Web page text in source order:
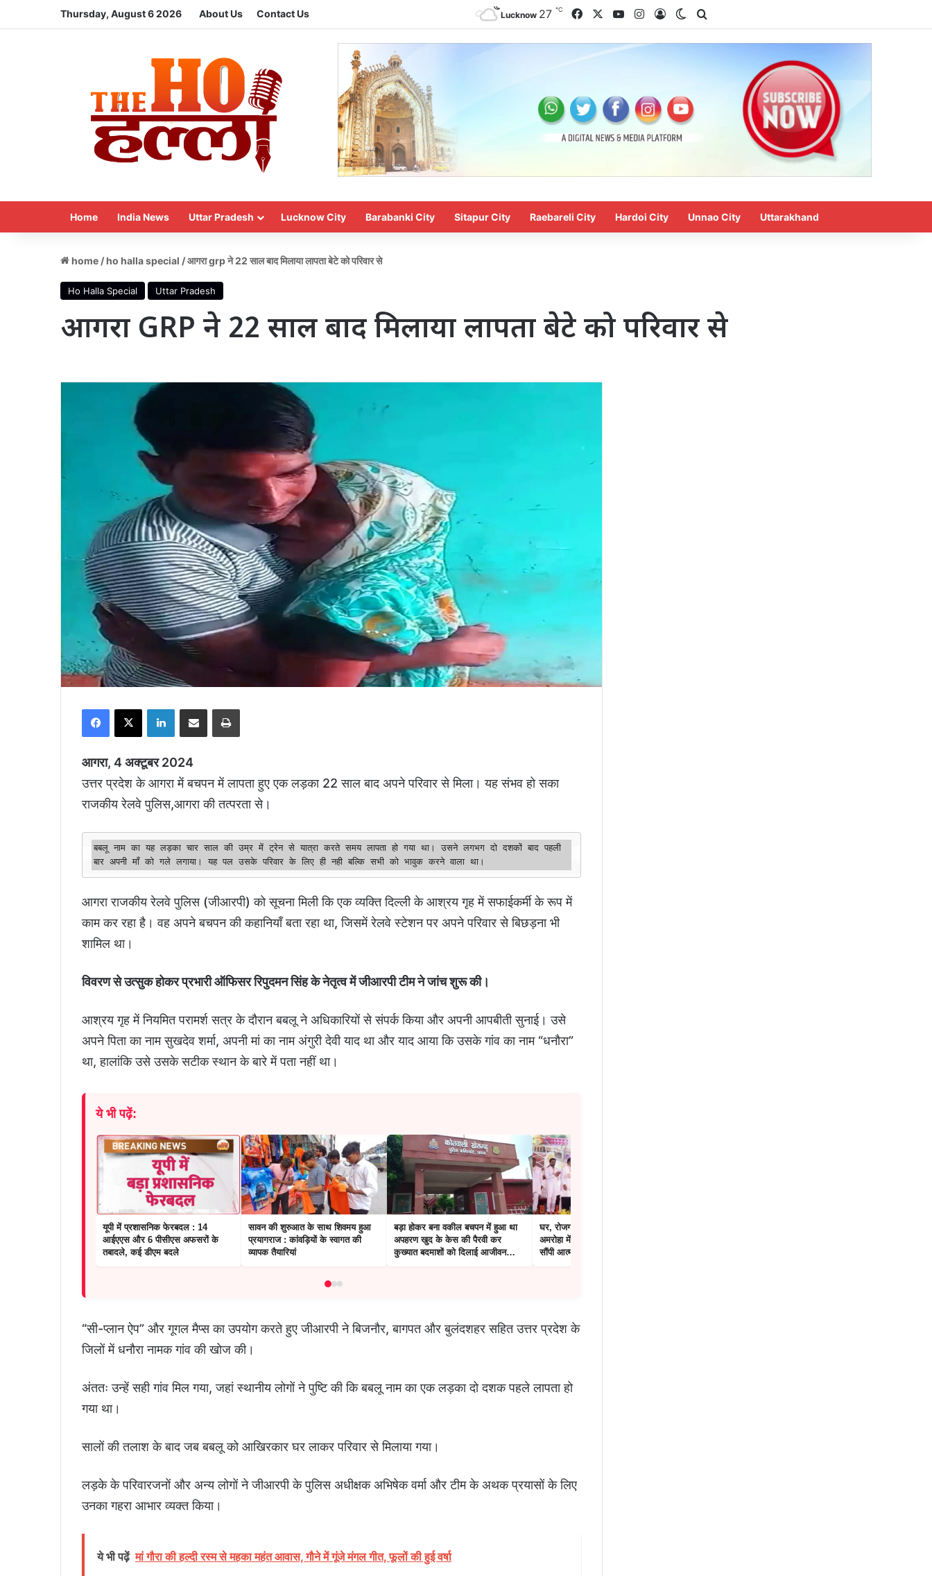
Thursday, August 6 2026 About Us Contact Us Lucknow 27 ℃ FacebookYouTubeInstagram
Log InSwitch skin
Home India News Uttar Pradesh Lucknow City Barabanki City Sitapur City Raebareli City Hardoi City Unnao City Uttarakhand
home /ho halla special /आगरा grp ने 22 साल बाद मिलाया लापता बेटे को परिवार से
Ho Halla Special Uttar Pradesh
आगरा GRP ने 22 साल बाद मिलाया लापता बेटे को परिवार से
Facebook
X LinkedInShare via Email Print
आगरा, 4 अक्टूबर 2024
उत्तर प्रदेश के आगरा में बचपन में लापता हुए एक लड़का 22 साल बाद अपने परिवार से मिला। यह संभव हो सका
राजकीय रेलवे पुलिस,आगरा की तत्परता से।
बबलू नाम का यह लड़का चार साल की उम्र में ट्रेन से यात्रा करते समय लापता हो गया था। उसने लगभग दो दशकों बाद पहली
बार अपनी माँ को गले लगाया। यह पल उसके परिवार के लिए ही नही बल्कि सभी को भावुक करने वाला था।
आगरा राजकीय रेलवे पुलिस (जीआरपी) को सूचना मिली कि एक व्यक्ति दिल्ली के आश्रय गृह में सफाईकर्मी के रूप में
काम कर रहा है। वह अपने बचपन की कहानियाँ बता रहा था, जिसमें रेलवे स्टेशन पर अपने परिवार से बिछड़ना भी
शामिल था।
विवरण से उत्सुक होकर प्रभारी ऑफिसर रिपुदमन सिंह के नेतृत्व में जीआरपी टीम ने जांच शुरू की।
आश्रय गृह में नियमित परामर्श सत्र के दौरान बबलू ने अधिकारियों से संपर्क किया और अपनी आपबीती सुनाई। उसे
अपने पिता का नाम सुखदेव शर्मा, अपनी मां का नाम अंगुरी देवी याद था और याद आया कि उसके गांव का नाम “धनौरा”
था, हालांकि उसे उसके सटीक स्थान के बारे में पता नहीं था।
ये भी पढ़ें:
यूपी में प्रशासनिक फेरबदल : 14
आईएएस और 6 पीसीएस अफसरों के
तबादले, कई डीएम बदले
सावन की शुरुआत के साथ शिवमय हुआ
प्रयागराज : कांवड़ियों के स्वागत की
व्यापक तैयारियां
बड़ा होकर बना वकील बचपन में हुआ था
अपहरण खुद के केस की पैरवी कर
कुख्यात बदमाशों को दिलाई आजीवन
घर, रोजगार, ड्रोन और लैपटॉप…
अमरोहा में CM योगी ने 10 लाभार्थियों को
सौंपी आत्मनिर्भरता की चाबी
“सी-प्लान ऐप” और गूगल मैप्स का उपयोग करते हुए जीआरपी ने बिजनौर, बागपत और बुलंदशहर सहित उत्तर प्रदेश के
जिलों में धनौरा नामक गांव की खोज की।
अंततः उन्हें सही गांव मिल गया, जहां स्थानीय लोगों ने पुष्टि की कि बबलू नाम का एक लड़का दो दशक पहले लापता हो
गया था।
सालों की तलाश के बाद जब बबलू को आखिरकार घर लाकर परिवार से मिलाया गया।
लड़के के परिवारजनों और अन्य लोगों ने जीआरपी के पुलिस अधीक्षक अभिषेक वर्मा और टीम के अथक प्रयासों के लिए
उनका गहरा आभार व्यक्त किया।
ये भी पढ़ें मां गौरा की हल्दी रस्म से महका महंत आवास, गौने में गूंजे मंगल गीत, फूलों की हुई वर्षा